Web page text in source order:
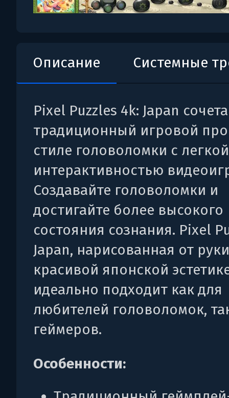
Описание Системные
Pixel Puzzles 4k: Japan
традиционный игровой
стиле головоломки с легкой
интерактивностью
Создавайте головоломки и
достигайте более высокого
состояния сознания. Pixel
Japan, нарисованная от
красивой японской
идеально подходит как для
любителей головоломок,
геймеров.
Особенности: